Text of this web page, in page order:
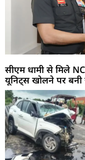
सीएम धामी से मिले
यूनिट्स खोलने पर बनी